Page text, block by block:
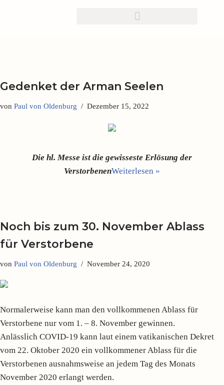
Gedenket der Arman Seelen
von Paul von Oldenburg Dezember 15, 2022
Die hl. Messe ist die gewisseste Erlösung der
VerstorbenenWeiterlesen »
Noch bis zum 30. November Ablass
für Verstorbene
von Paul von Oldenburg November 24, 2020
Normalerweise kann man den vollkommenen Ablass für
Verstorbene nur vom 1. – 8. November gewinnen.
Anlässlich COVID-19 kann laut einem vatikanischen Dekret
vom 22. Oktober 2020 ein vollkommener Ablass für die
Verstorbenen ausnahmsweise an jedem Tag des Monats
November 2020 erlangt werden.